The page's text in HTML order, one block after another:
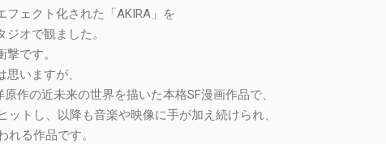
フェクト化された「AKIRA」を
オで観ました。
です。
いますが、
原作の近未来の世界を描いた本格SF漫画作品で、
ットし、以降も音楽や映像に手が加え続けられ、
れる作品です。